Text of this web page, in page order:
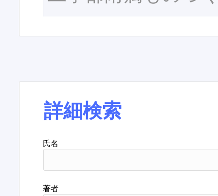
詳細検索
氏名
著者